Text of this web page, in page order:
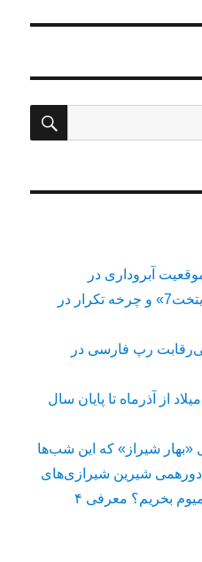
آبروداری در
خواستگاری: شباهت با «پایتخت7» و چرخه تکرار در
رپ فارسی در
از آذرماه تا پایان سال
«بهار شیراز» که این شب‌ها
شیرین شیرازی‌های
از کجا اکانت اسپاتیفای پرمیوم بخریم؟ معرفی ۴